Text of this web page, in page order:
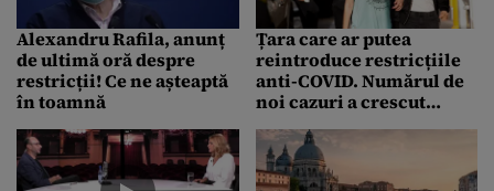
Alexandru Rafila, anunț
de ultimă oră despre
restricții! Ce ne așteaptă
în toamnă
Țara care ar putea
reintroduce restricțiile
anti-COVID. Numărul de
noi cazuri a crescut